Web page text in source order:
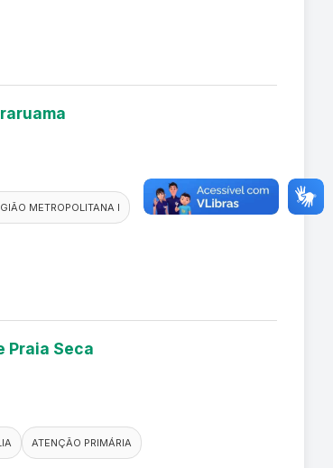
METROPOLITANA I
Praia Seca
ATENÇÃO PRIMÁRIA